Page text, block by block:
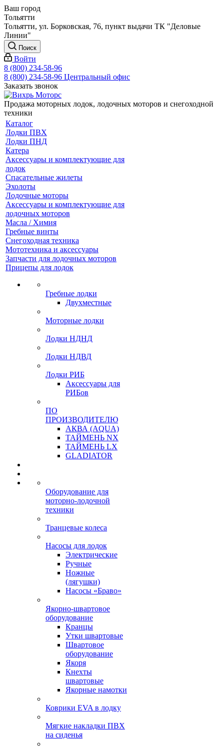
Ваш город
Тольятти
Тольятти, ул. Борковская, 76, пункт выдачи ТК "Деловые
Линии"
Поиск
Войти
8 (800) 234-58-96
8 (800) 234-58-96 Центральный офис
Заказать звонок
Продажа моторных лодок, лодочных моторов и снегоходной
техники
Каталог
Лодки ПВХ
Лодки ПНД
Катера
Аксессуары и комплектующие для
лодок
Спасательные жилеты
Эхолоты
Лодочные моторы
Аксессуары и комплектующие для
лодочных моторов
Масла / Химия
Гребные винты
Снегоходная техника
Мототехника и аксессуары
Запчасти для лодочных моторов
Прицепы для лодок
Гребные лодки
Двухместные
Моторные лодки
Лодки НДНД
Лодки НДВД
Лодки РИБ
Аксессуары для
РИБов
ПО
ПРОИЗВОДИТЕЛЮ
АКВА (AQUA)
ТАЙМЕНЬ NX
ТАЙМЕНЬ LX
GLADIATOR
Оборудование для
моторно-лодочной
техники
Транцевые колеса
Насосы для лодок
Электрические
Ручные
Ножные
(лягушки)
Насосы «Браво»
Якорно-швартовое
оборудование
Кранцы
Утки швартовые
Швартовое
оборудование
Якоря
Кнехты
швартовые
Якорные намотки
Коврики EVA в лодку
Мягкие накладки ПВХ
на сиденья